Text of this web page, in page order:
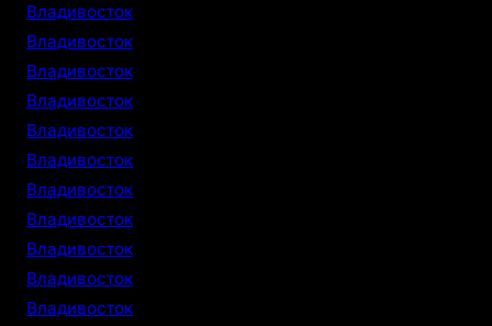
Владивосток
Владивосток
Владивосток
Владивосток
Владивосток
Владивосток
Владивосток
Владивосток
Владивосток
Владивосток
Владивосток